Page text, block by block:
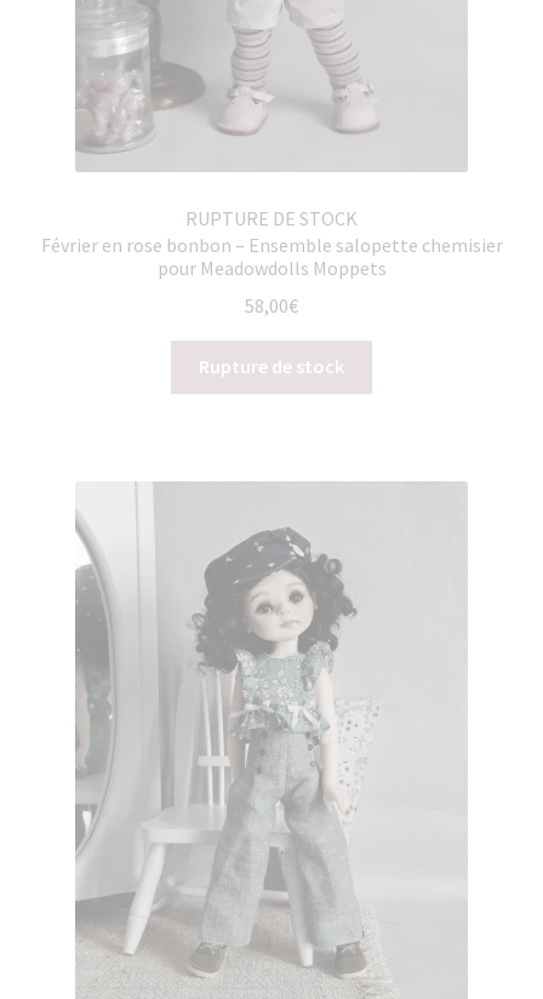
RUPTURE DE STOCK
Février en rose bonbon – Ensemble salopette chemisier
pour Meadowdolls Moppets
58,00€
Rupture de stock